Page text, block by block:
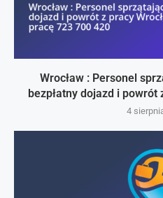
Wrocław : Personel
bezpłatny dojazd i powrót
4